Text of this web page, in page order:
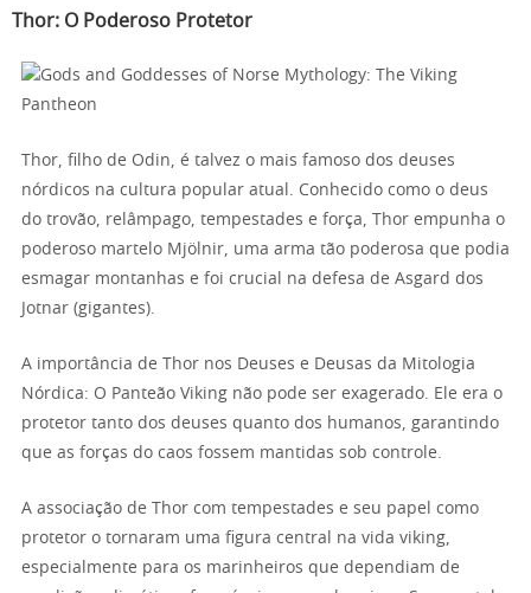
Thor: O Poderoso Protetor
Thor, filho de Odin, é talvez o mais famoso dos deuses
nórdicos na cultura popular atual. Conhecido como o deus
do trovão, relâmpago, tempestades e força, Thor empunha o
poderoso martelo Mjölnir, uma arma tão poderosa que podia
esmagar montanhas e foi crucial na defesa de Asgard dos
Jotnar (gigantes).
A importância de Thor nos Deuses e Deusas da Mitologia
Nórdica: O Panteão Viking não pode ser exagerado. Ele era o
protetor tanto dos deuses quanto dos humanos, garantindo
que as forças do caos fossem mantidas sob controle.
A associação de Thor com tempestades e seu papel como
protetor o tornaram uma figura central na vida viking,
especialmente para os marinheiros que dependiam de